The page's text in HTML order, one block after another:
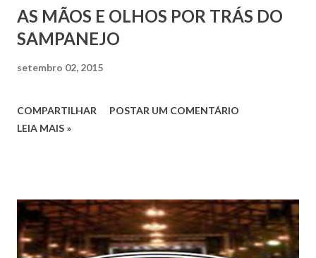
AS MÃOS E OLHOS POR TRÁS DO
SAMPANEJO
setembro 02, 2015
COMPARTILHAR
POSTAR UM COMENTÁRIO
LEIA MAIS »